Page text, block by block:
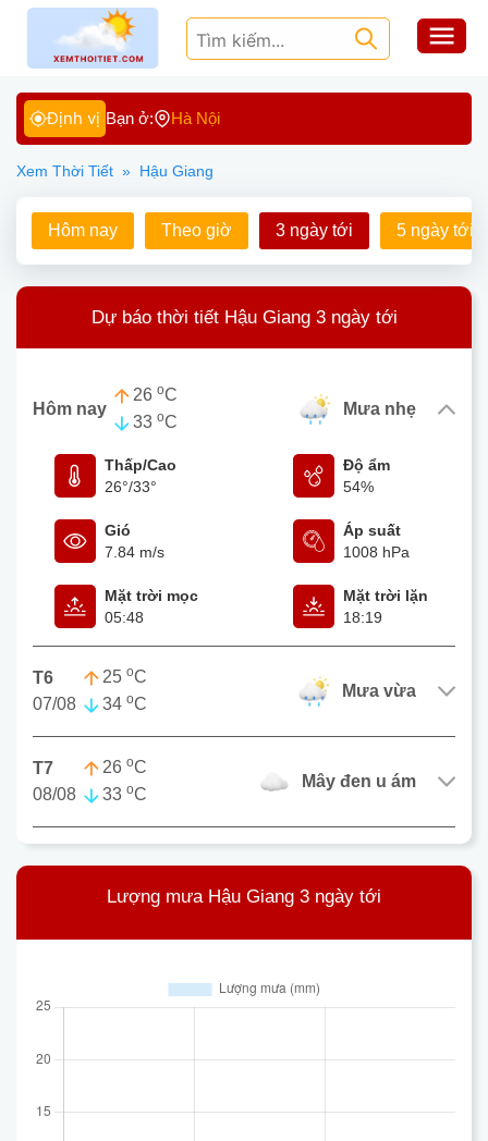
Định vị Bạn ở: Hà Nội
Xem Thời Tiết » Hậu Giang
Hôm nay Theo giờ 3 ngày tới 5 ngày tới
Dự báo thời tiết Hậu Giang 3 ngày tới
Hôm nay
26 oC
33 oC
mưa nhẹ
Thấp/Cao
26°/33°
Độ ẩm
54%
Gió
7.84 m/s
Áp suất
1008 hPa
Mặt trời mọc
05:48
Mặt trời lặn
18:19
T6
07/08
25 oC
34 oC
mưa vừa
T7
08/08
26 oC
33 oC
mây đen u ám
Lượng mưa Hậu Giang 3 ngày tới